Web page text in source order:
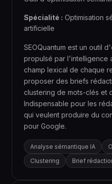
Spécialité : Optimisation
artificielle
SEOQuantum est un outil
propulsé par l'intelligence
champ lexical de chaque
proposer des briefs
clustering de mots-clés et
Indispensable pour les
qui veulent produire du
pour Google.
Analyse sémantique IA
Clustering
Brief